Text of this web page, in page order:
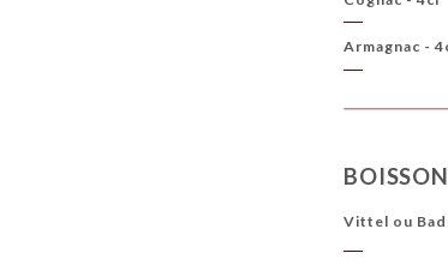
Armagnac -
Vittel ou